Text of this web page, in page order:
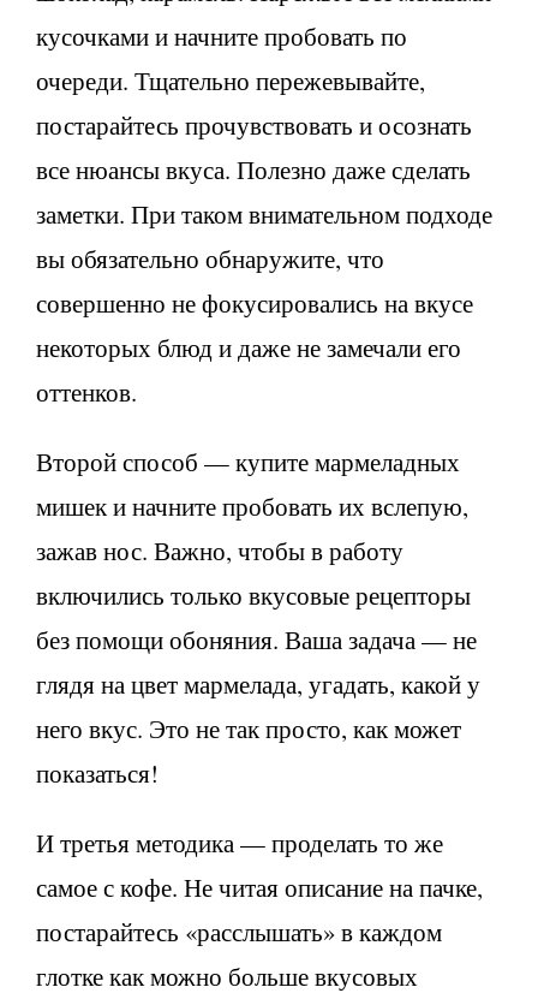
кусочками и начните пробовать по
очереди. Тщательно пережевывайте,
постарайтесь прочувствовать и осознать
все нюансы вкуса. Полезно даже сделать
заметки. При таком внимательном подходе
вы обязательно обнаружите, что
совершенно не фокусировались на вкусе
некоторых блюд и даже не замечали его
оттенков.
Второй способ — купите мармеладных
мишек и начните пробовать их вслепую,
зажав нос. Важно, чтобы в работу
включились только вкусовые рецепторы
без помощи обоняния. Ваша задача — не
глядя на цвет мармелада, угадать, какой у
него вкус. Это не так просто, как может
показаться!
И третья методика — проделать то же
самое с кофе. Не читая описание на пачке,
постарайтесь «расслышать» в каждом
глотке как можно больше вкусовых